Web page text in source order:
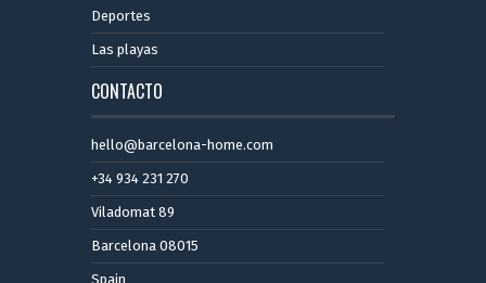
Deportes
Las playas
CONTACTO
hello@barcelona-home.com
+34 934 231 270
Viladomat 89
Barcelona 08015
Spain